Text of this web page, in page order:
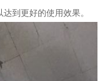
到更好的使用效果。